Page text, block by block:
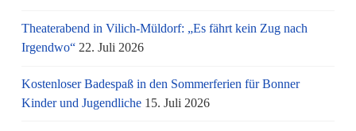
Theaterabend in Vilich-Müldorf: „Es fährt kein Zug nach
Irgendwo“ 22. Juli 2026
Kostenloser Badespaß in den Sommerferien für Bonner
Kinder und Jugendliche 15. Juli 2026